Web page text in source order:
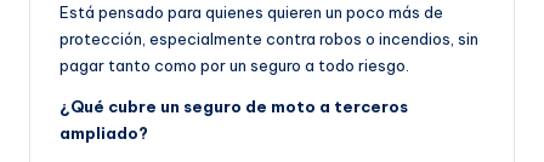
Está pensado para quienes quieren un poco más de
protección, especialmente contra robos o incendios, sin
pagar tanto como por un seguro a todo riesgo.
¿Qué cubre un seguro de moto a terceros
ampliado?